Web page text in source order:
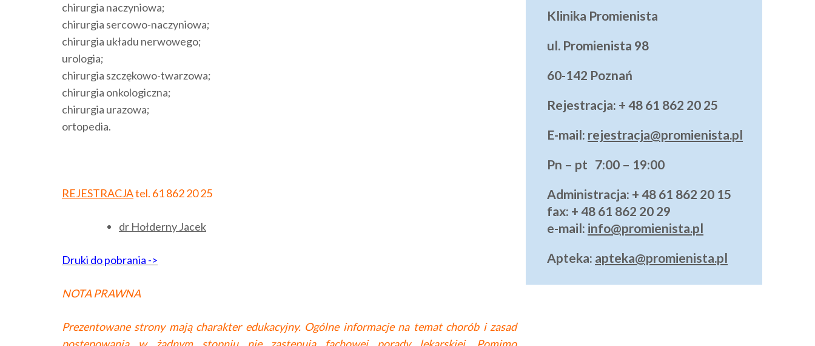
chirurgia naczyniowa;
chirurgia sercowo-naczyniowa;
chirurgia układu nerwowego;
urologia;
chirurgia szczękowo-twarzowa;
chirurgia onkologiczna;
chirurgia urazowa;
ortopedia.
REJESTRACJAtel. 61 862 20 25
dr Hołderny Jacek
Druki do pobrania ->
NOTA PRAWNA
Prezentowane strony mają charakter edukacyjny. Ogólne informacje na temat chorób i zasad
Klinika Promienista
ul. Promienista 98
60-142 Poznań
Rejestracja: + 48 61 862 20 25
E-mail: rejestracja@promienista.pl
Pn – pt 7:00 – 19:00
Administracja: + 48 61 862 20 15
fax: + 48 61 862 20 29
e-mail: info@promienista.pl
Apteka: apteka@promienista.pl